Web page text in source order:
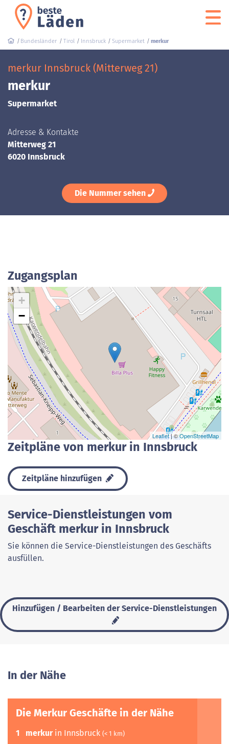
Bundesländer Tirol Innsbruck Supermarket merkur
merkur Innsbruck (Mitterweg 21)
merkur
Supermarket
Adresse & Kontakte
Mitterweg 21
6020 Innsbruck
Die Nummer sehen
Zugangsplan
+
−
Leaflet| ©OpenStreetMap
Zeitpläne von merkur in Innsbruck
Zeitpläne hinzufügen
Service-Dienstleistungen vom
Geschäft merkur in Innsbruck
Sie können die Service-Dienstleistungen des Geschäfts
ausfüllen.
Hinzufügen / Bearbeiten der Service-Dienstleistungen
In der Nähe
Die Merkur Geschäfte in der Nähe
1 merkurin Innsbruck (< 1 km)